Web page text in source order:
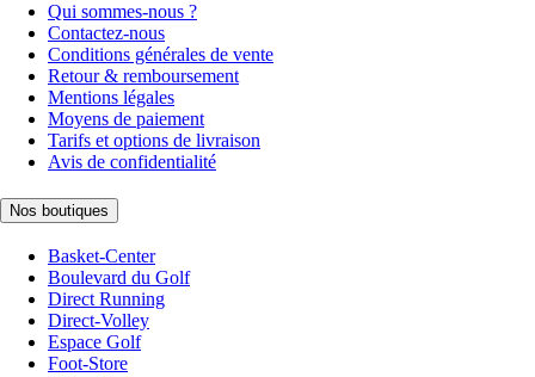
Qui sommes-nous ?
Contactez-nous
Conditions générales de vente
Retour & remboursement
Mentions légales
Moyens de paiement
Tarifs et options de livraison
Avis de confidentialité
Nos boutiques
Basket-Center
Boulevard du Golf
Direct Running
Direct-Volley
Espace Golf
Foot-Store